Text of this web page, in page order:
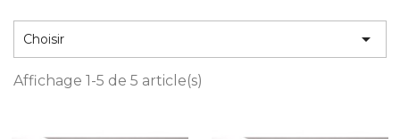
Toutes les collections
Choisir 
Affichage 1-5 de 5 article(s)